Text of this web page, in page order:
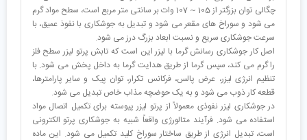
چگالی توان بزرگتر از 105 ~ 107 وات بر سانتی متر مربع است، سطح مواد گرم
می شود و سوراخ های مقعر می شود و تبدیل به جوشکاری با نفوذ عمیق، با
سرعت جوشکاری سریع و نسبت ابعاد بزرگ درز می شود.
اصل کار جوشکاری رسانش گرما با لیزر این است که تابش پرتو لیزر سطح فلز
را گرم می کند، سپس گرما از طریق هدایت گرما به داخل پخش می شود. با
تنظیم انرژی لیزر، عرض پالس، فرکانس تکرار، توان پیک و سایر پارامترها،
قطعه کار ذوب می شود و به یک حوضچه مذاب خاص تبدیل می شود.
در جوشکاری لیزر نفوذی معمولاً از پرتو لیزر پیوسته برای تکمیل اتصال مواد
استفاده می شود. فرآیند متالورژی واقعاً شبیه به جوشکاری پرتو الکترونی
است، تبدیل انرژی از طریق ساختار سوراخ کلید تکمیل می شود. این ماده